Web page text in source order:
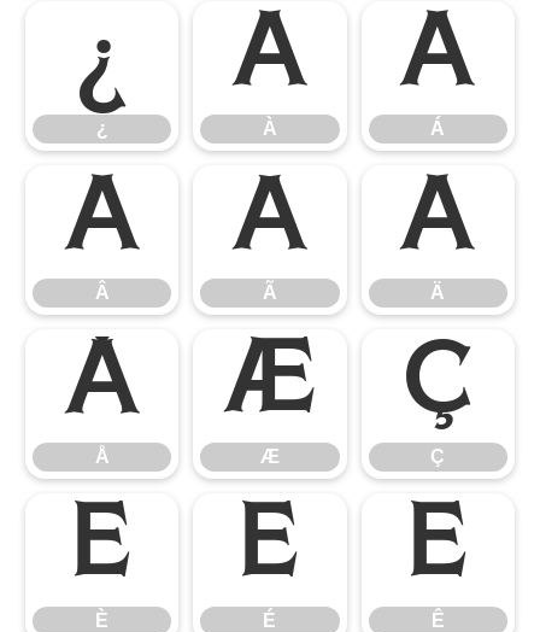
¿
¿
À
À
Á
Á
Â
Â
Ã
Ã
Ä
Ä
Å
Å
Æ
Æ
Ç
Ç
È
È
É
É
Ê
Ê